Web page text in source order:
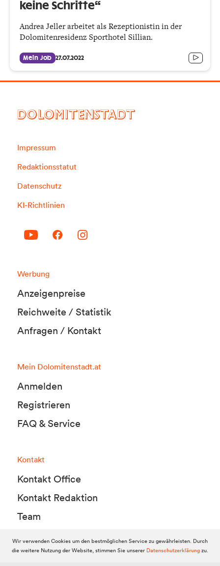
keine Schritte“
Andrea Jeller arbeitet als Rezeptionistin in der
Dolomitenresidenz Sporthotel Sillian.
Mein Job 27.07.2022
DOLOMITENSTADT
Impressum
Redaktionsstatut
Datenschutz
KI-Richtlinien
Werbung
Anzeigenpreise
Reichweite / Statistik
Anfragen / Kontakt
Mein Dolomitenstadt.at
Anmelden
Registrieren
FAQ & Service
Kontakt
Kontakt Office
Kontakt Redaktion
Team
© 2010-2026 Dolomitenstadt.at
Wir verwenden Cookies um den bestmöglichen Service zu gewährleisten. Durch
die weitere Nutzung der Website, stimmen Sie unserer Datenschutzerklärungzu.